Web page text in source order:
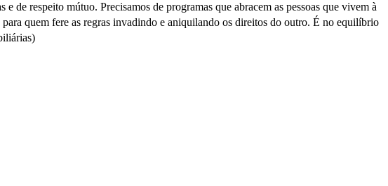
de respeito mútuo. Precisamos de programas que abracem as pessoas que vivem à
quem fere as regras invadindo e aniquilando os direitos do outro. É no equilíbrio